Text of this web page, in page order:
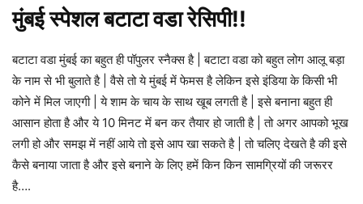
मुंबई स्पेशल बटाटा वडा रेसिपी!!
बटाटा वडा मुंबई का बहुत ही पॉपुलर स्नैक्स है | बटाटा वडा को बहुत लोग आलू बड़ा
के नाम से भी बुलाते है | वैसे तो ये मुंबई में फेमस है लेकिन इसे इंडिया के किसी भी
कोने में मिल जाएगी | ये शाम के चाय के साथ खूब लगती है | इसे बनाना बहुत ही
आसान होता है और ये 10 मिनट में बन कर तैयार हो जाती है | तो अगर आपको भूख
लगी हो और समझ में नहीं आये तो इसे आप खा सकते है | तो चलिए देखते है की इसे
कैसे बनाया जाता है और इसे बनाने के लिए हमें किन किन सामग्रियों की जरूरर
है….